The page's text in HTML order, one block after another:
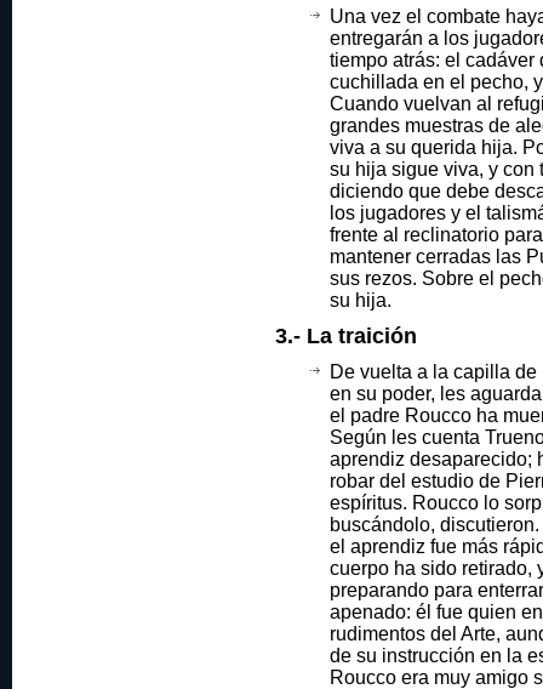
Una vez el combate
entregarán a los
tiempo atrás: el cadáver
cuchillada en el pecho,
Cuando vuelvan al
grandes muestras de
viva a su querida hija.
su hija sigue viva, y con
diciendo que debe
los jugadores y el
frente al reclinatorio
mantener cerradas las
sus rezos. Sobre el
su hija.
3.- La traición
De vuelta a la capilla
en su poder, les
el padre Roucco ha
Según les cuenta
aprendiz desaparecido;
robar del estudio de
espíritus. Roucco lo
buscándolo,
el aprendiz fue más
cuerpo ha sido retirado,
preparando para
apenado: él fue quien
rudimentos del Arte,
de su instrucción en la
Roucco era muy amigo